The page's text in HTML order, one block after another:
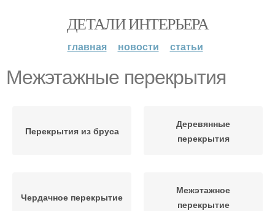
ДЕТАЛИ ИНТЕРЬЕРА
главная новости статьи
Межэтажные перекрытия
Перекрытия из бруса
Деревянные
перекрытия
Чердачное перекрытие
Межэтажное
перекрытие